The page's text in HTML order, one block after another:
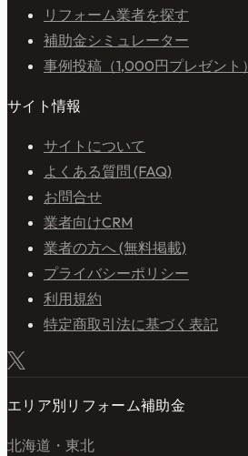
リフォーム業者を探す
補助金シミュレーター
事例投稿（1,000円プレゼント）
サイト情報
サイトについて
よくある質問 (FAQ)
お問合せ
業者向けCRM
業者の方へ (無料掲載)
プライバシーポリシー
利用規約
特定商取引法に基づく表記
エリア別リフォーム補助金
北海道・東北